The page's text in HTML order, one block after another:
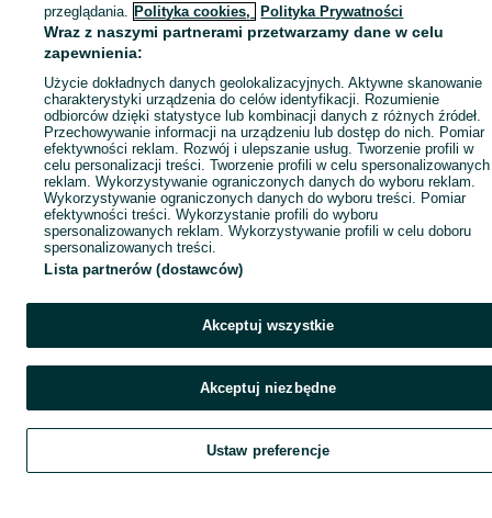
Szukaj Obserwujesz Dodaj Czat
przeglądania. Polityka cookies, Polityka Prywatności
Wraz z naszymi partnerami przetwarzamy dane w celu
zapewnienia:
Użycie dokładnych danych geolokalizacyjnych. Aktywne skanowanie
charakterystyki urządzenia do celów identyfikacji. Rozumienie
odbiorców dzięki statystyce lub kombinacji danych z różnych źródeł.
Przechowywanie informacji na urządzeniu lub dostęp do nich. Pomiar
efektywności reklam. Rozwój i ulepszanie usług. Tworzenie profili w
celu personalizacji treści. Tworzenie profili w celu spersonalizowanych
reklam. Wykorzystywanie ograniczonych danych do wyboru reklam.
Wykorzystywanie ograniczonych danych do wyboru treści. Pomiar
efektywności treści. Wykorzystanie profili do wyboru
spersonalizowanych reklam. Wykorzystywanie profili w celu doboru
spersonalizowanych treści.
Lista partnerów (dostawców)
Akceptuj wszystkie
Akceptuj niezbędne
Ustaw preferencje